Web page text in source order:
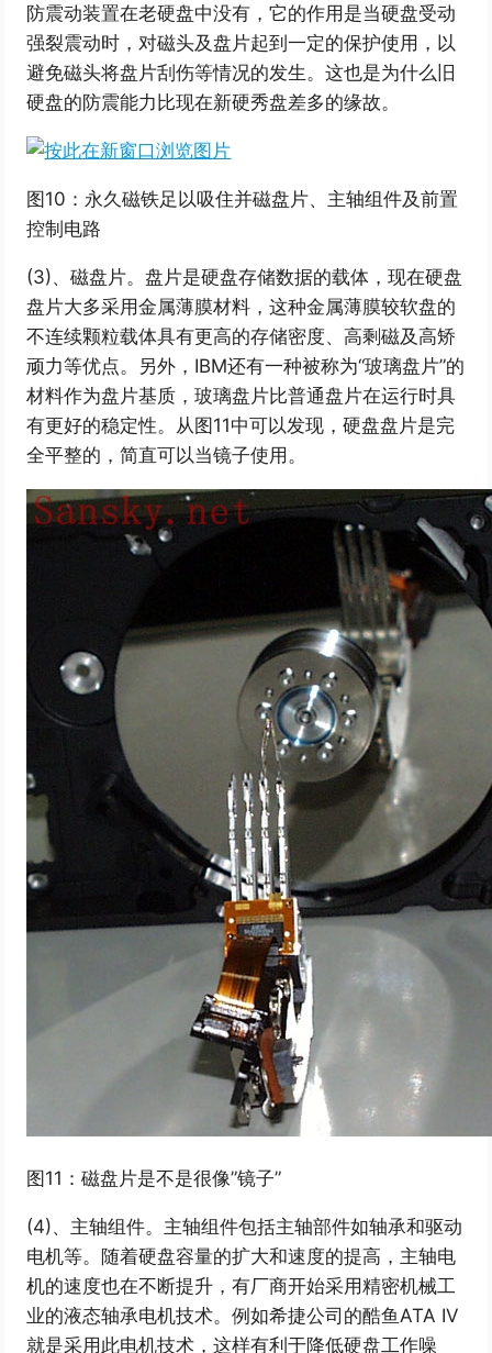
防震动装置在老硬盘中没有，它的作用是当硬盘受动
强裂震动时，对磁头及盘片起到一定的保护使用，以
避免磁头将盘片刮伤等情况的发生。这也是为什么旧
硬盘的防震能力比现在新硬秀盘差多的缘故。
图10：永久磁铁足以吸住并磁盘片、主轴组件及前置
控制电路
(3)、磁盘片。盘片是硬盘存储数据的载体，现在硬盘
盘片大多采用金属薄膜材料，这种金属薄膜较软盘的
不连续颗粒载体具有更高的存储密度、高剩磁及高矫
顽力等优点。另外，IBM还有一种被称为“玻璃盘片”的
材料作为盘片基质，玻璃盘片比普通盘片在运行时具
有更好的稳定性。从图11中可以发现，硬盘盘片是完
全平整的，简直可以当镜子使用。
图11：磁盘片是不是很像”镜子”
(4)、主轴组件。主轴组件包括主轴部件如轴承和驱动
电机等。随着硬盘容量的扩大和速度的提高，主轴电
机的速度也在不断提升，有厂商开始采用精密机械工
业的液态轴承电机技术。例如希捷公司的酷鱼ATA IV
就是采用此电机技术，这样有利于降低硬盘工作噪